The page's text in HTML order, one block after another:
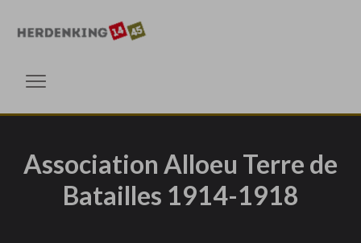
Ga direct naar de inhoud
Ga direct naar de inhoud
Menu openen
Association Alloeu Terre de
Batailles 1914-1918